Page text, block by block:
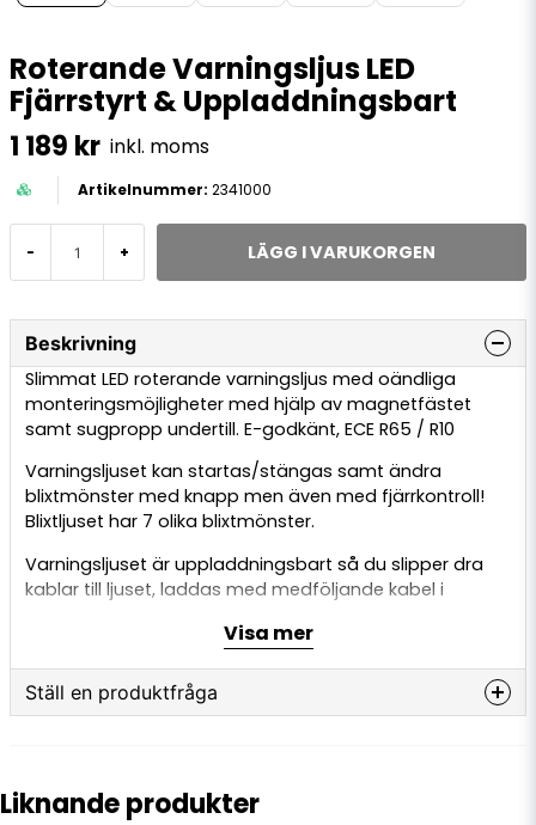
Roterande Varningsljus LED
Fjärrstyrt & Uppladdningsbart
1 189 kr inkl. moms
2341000
- + LÄGG I VARUKORGEN
Beskrivning
Slimmat LED roterande varningsljus med oändliga
monteringsmöjligheter med hjälp av magnetfästet
samt sugpropp undertill. E-godkänt, ECE R65 / R10
Varningsljuset kan startas/stängas samt ändra
blixtmönster med knapp men även med fjärrkontroll!
Blixtljuset har 7 olika blixtmönster.
Varningsljuset är uppladdningsbart så du slipper dra
kablar till ljuset, laddas med medföljande kabel i
Montering:
Magnet/sugpropp
Volt (V):12/24v
Visa mer
Ställ en produktfråga
Liknande produkter